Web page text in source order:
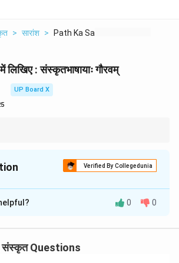
> सारांश > Path Ka Saransh Hind...
में लिखिए : संस्कृतभाषायाः गौरवम्
UP Board X
इन सभी बिंदुओं पर प्रकाश डालें।Verified By Collegedunia
धर्म और दर्शन से अटूट संबंध है। संस्कृत का
0 0
संस्कृत Questions